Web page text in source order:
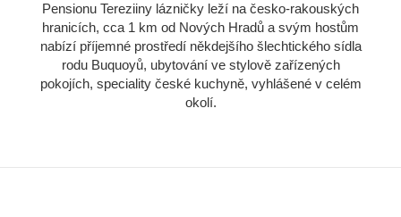
Pensionu Tereziiny lázničky leží na česko-rakouských
hranicích, cca 1 km od Nových Hradů a svým hostům
nabízí příjemné prostředí někdejšího šlechtického sídla
rodu Buquoyů, ubytování ve stylově zařízených
pokojích, speciality české kuchyně, vyhlášené v celém
okolí.